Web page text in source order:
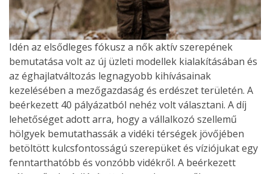
Idén az elsődleges fókusz a nők aktív szerepének
bemutatása volt az új üzleti modellek kialakításában és
az éghajlatváltozás legnagyobb kihívásainak
kezelésében a mezőgazdaság és erdészet területén. A
beérkezett 40 pályázatból nehéz volt választani. A díj
lehetőséget adott arra, hogy a vállalkozó szellemű
hölgyek bemutathassák a vidéki térségek jövőjében
betöltött kulcsfontosságú szerepüket és víziójukat egy
fenntarthatóbb és vonzóbb vidékről. A beérkezett